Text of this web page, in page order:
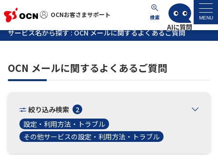
OCNお客さまサポート 検索 MENU
OCNお客さまサポート
マイページ
サポートトップ
サービス名から探す
よくあるご質問
サービス名から探す : OCN メールに関するよくあるご質問
OCN メールに関するよくあるご質問
絞り込み検索
2
設定・利用方法・トラブル
その他サービスの設定・利用方法・トラブル